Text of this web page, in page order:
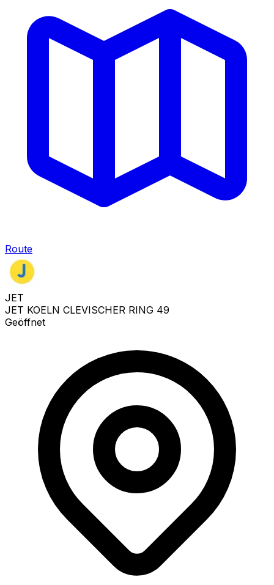
Route
JET
JET KOELN CLEVISCHER RING 49
Geöffnet